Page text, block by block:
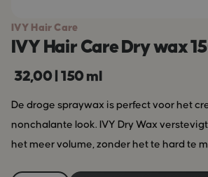
IVY Hair Care
IVY Hair Care Dry wax
32,00 150 ml
De droge spraywax is perfect voor het
nonchalante look. IVY Dry Wax
het meer volume, zonder het te hard te